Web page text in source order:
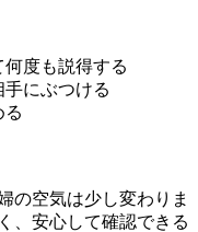
度も説得する
にぶつける
る
の空気は少し変わりま
、安心して確認できる